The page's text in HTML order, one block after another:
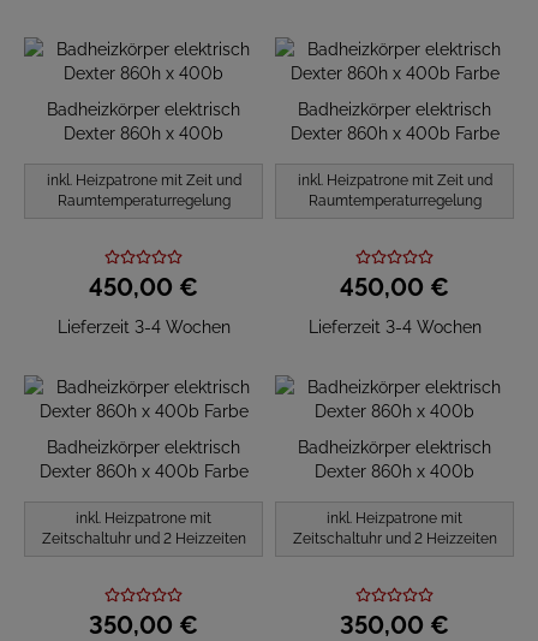
Badheizkörper elektrisch
Dexter 860h x 400b
inkl. Heizpatrone mit Zeit und
Raumtemperaturregelung
450,00 €
Lieferzeit 3-4 Wochen
Badheizkörper elektrisch
Dexter 860h x 400b Farbe
inkl. Heizpatrone mit Zeit und
Raumtemperaturregelung
450,00 €
Lieferzeit 3-4 Wochen
Badheizkörper elektrisch
Dexter 860h x 400b Farbe
inkl. Heizpatrone mit
Zeitschaltuhr und 2 Heizzeiten
350,00 €
Badheizkörper elektrisch
Dexter 860h x 400b
inkl. Heizpatrone mit
Zeitschaltuhr und 2 Heizzeiten
350,00 €